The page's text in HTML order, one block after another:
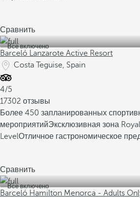
Сравнить
Все включено
Barceló Lanzarote Active Resort
Costa Teguise, Spain
4/5
17302 отзывы
Более 450 запланированных
мероприятийЭксклюзивная зона Royal
LevelОтличное гастрономическое
Сравнить
Все включено
Barceló Hamilton Menorca - Adults